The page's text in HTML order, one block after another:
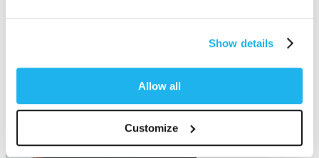
Show details
Allow all
Customize